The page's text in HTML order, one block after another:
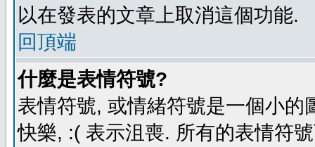
以在發表的文章上取消這個功能.
回頂端
什麼是表情符號?
表情符號, 或情緒符號是一個小
快樂, :( 表示沮喪. 所有的表情符